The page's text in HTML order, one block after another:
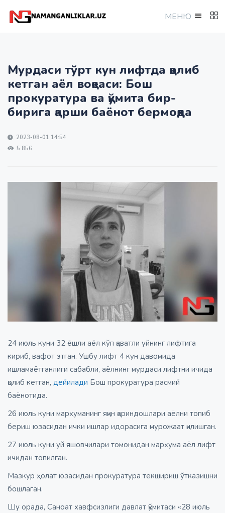
МEНЮ
Мурдаси тўрт кун лифтда қолиб
кетган аёл воқеаси: Бош
прокуратура ва қўмита бир-
бирига қарши баёнот бермоқда
2023-08-01 14:54
5 856
24 июль куни 32 ёшли аёл кўп қаватли уйнинг лифтига
кириб, вафот этган. Ушбу лифт 4 кун давомида
ишламаётганлиги сабабли, аёлнинг мурдаси лифтни ичида
қолиб кетган, дейилади Бош прокуратура расмий
баёнотида.
26 июль куни марҳуманинг яқин қариндошлари аёлни топиб
бериш юзасидан ички ишлар идорасига мурожаат қилишган.
27 июль куни уй яшовчилари томонидан марҳума аёл лифт
ичидан топилган.
Мазкур ҳолат юзасидан прокуратура текшириш ўтказишни
бошлаган.
Шу орада, Саноат хавфсизлиги давлат қўмитаси «28 июль